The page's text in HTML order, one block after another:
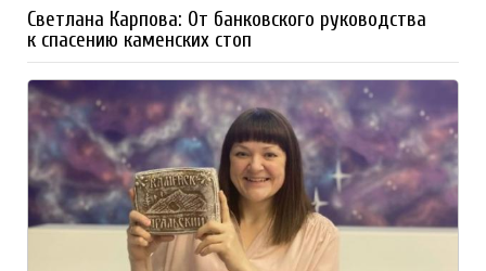
Светлана Карпова: От банковского руководства
к спасению каменских стоп